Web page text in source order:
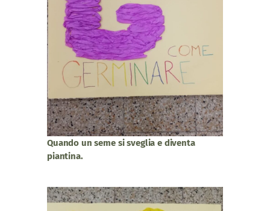
Quando un seme si sveglia e diventa
piantina.